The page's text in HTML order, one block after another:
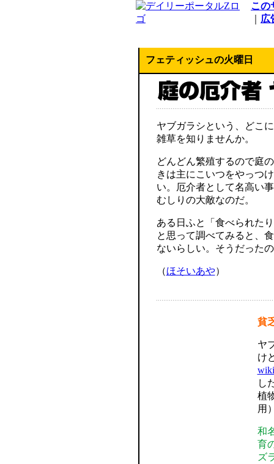
この
広
フェティッシュの火曜日
ヤブガラシという、どこ
雑草を知りませんか。
どんどん繁殖するので庭
きは主にこいつをやっつ
い。厄介者として名高い
むしりの大敵なのだ。
ある日ふと「食べられた
と思って調べてみると、
ないらしい。そうだった
（ほそいあや）
貧
ヤ
け
し
植
用
和
育
ズ